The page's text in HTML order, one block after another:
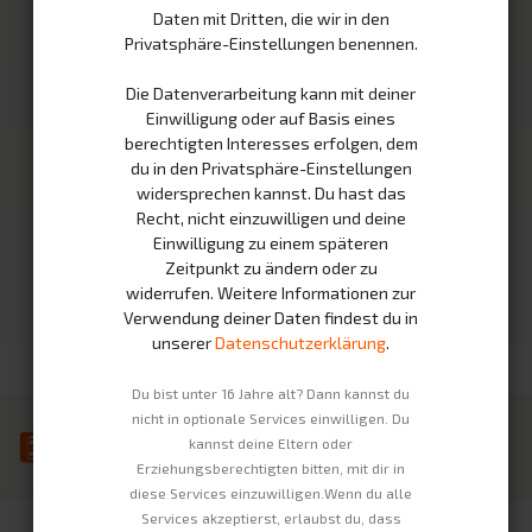
Unsere Produkte
Fahrzeuge
Infrastruktur
Wie es funktioniert
Nachhaltigkeit
Unternehmen Rechtliches
Impressum
Datenschutzerklärung
AGBs
Widerrufsbelehrung
Copyright © Swobbee GmbH Deutsch
Daten mit Dritten, die wir in den
Privatsphäre-Einstellungen benennen.
Die Datenverarbeitung kann mit deiner
Einwilligung oder auf Basis eines
berechtigten Interesses erfolgen, dem
du in den Privatsphäre-Einstellungen
widersprechen kannst. Du hast das
Recht, nicht einzuwilligen und deine
Einwilligung zu einem späteren
Zeitpunkt zu ändern oder zu
widerrufen. Weitere Informationen zur
Verwendung deiner Daten findest du in
unsererDatenschutzerklärung.
Du bist unter 16 Jahre alt? Dann kannst du
nicht in optionale Services einwilligen. Du
kannst deine Eltern oder
Erziehungsberechtigten bitten, mit dir in
diese Services einzuwilligen.Wenn du alle
Services akzeptierst, erlaubst du, dass